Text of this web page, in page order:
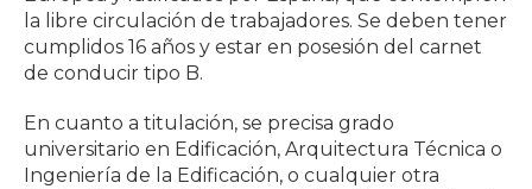
la libre circulación de trabajadores. Se deben tener
cumplidos 16 años y estar en posesión del carnet
de conducir tipo B.
En cuanto a titulación, se precisa grado
universitario en Edificación, Arquitectura Técnica o
Ingeniería de la Edificación, o cualquier otra